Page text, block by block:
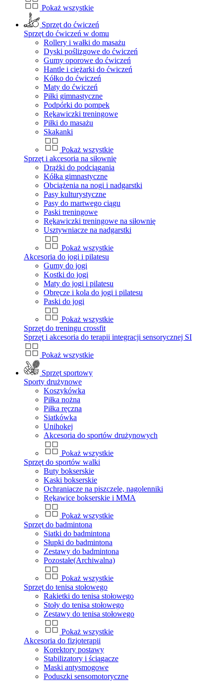
Pokaż wszystkie
Sprzęt do ćwiczeń
Sprzęt do ćwiczeń w domu
Rollery i wałki do masażu
Dyski poślizgowe do ćwiczeń
Gumy oporowe do ćwiczeń
Hantle i ciężarki do ćwiczeń
Kółko do ćwiczeń
Maty do ćwiczeń
Piłki gimnastyczne
Podpórki do pompek
Rękawiczki treningowe
Piłki do masażu
Skakanki
Pokaż wszystkie
Sprzęt i akcesoria na siłownię
Drążki do podciągania
Kółka gimnastyczne
Obciążenia na nogi i nadgarstki
Pasy kulturystyczne
Pasy do martwego ciągu
Paski treningowe
Rękawiczki treningowe na siłownię
Usztywniacze na nadgarstki
Pokaż wszystkie
Akcesoria do jogi i pilatesu
Gumy do jogi
Kostki do jogi
Maty do jogi i pilatesu
Obręcze i kola do jogi i pilatesu
Paski do jogi
Pokaż wszystkie
Sprzęt do treningu crossfit
Sprzęt i akcesoria do terapii integracji sensorycznej SI
Pokaż wszystkie
Sprzęt sportowy
Sporty drużynowe
Koszykówka
Piłka nożna
Piłka ręczna
Siatkówka
Unihokej
Akcesoria do sportów drużynowych
Pokaż wszystkie
Sprzęt do sportów walki
Buty bokserskie
Kaski bokserskie
Ochraniacze na piszczele, nagolenniki
Rękawice bokserskie i MMA
Pokaż wszystkie
Sprzęt do badmintona
Siatki do badmintona
Słupki do badmintona
Zestawy do badmintona
Pozostałe(Archiwalna)
Pokaż wszystkie
Sprzęt do tenisa stołowego
Rakietki do tenisa stołowego
Stoły do tenisa stołowego
Zestawy do tenisa stołowego
Pokaż wszystkie
Akcesoria do fizjoterapii
Korektory postawy
Stabilizatory i ściągacze
Maski antysmogowe
Poduszki sensomotoryczne